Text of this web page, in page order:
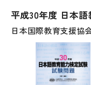
日本語教育事情
異文化間コミュニケ
多言語社会・言語政策
言語の諸相
平成30年度 日本
日本国際教育支援協